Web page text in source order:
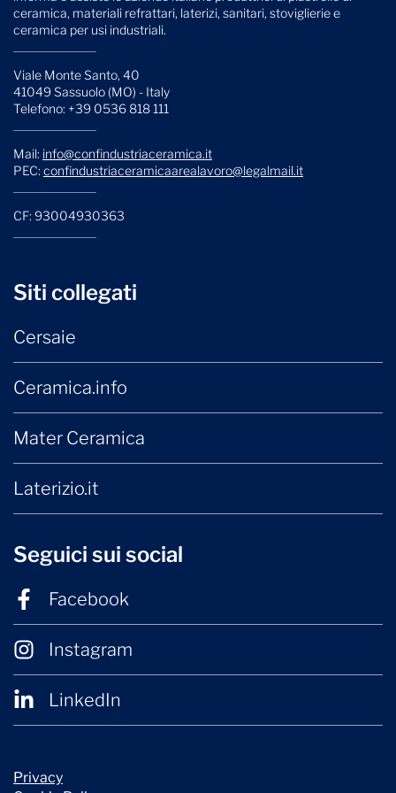
ceramica, materiali refrattari, laterizi, sanitari, stoviglierie e
ceramica per usi industriali.
Viale Monte Santo, 40
41049 Sassuolo (MO) - Italy
Telefono: +39 0536 818 111
Mail: info@confindustriaceramica.it
PEC: confindustriaceramicaarealavoro@legalmail.it
CF: 93004930363
Siti collegati
Cersaie
Ceramica.info
Mater Ceramica
Laterizio.it
Seguici sui social
Facebook
Instagram
LinkedIn
Privacy